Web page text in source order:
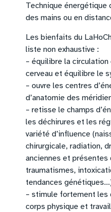
Technique énergétique
des mains ou en
Les bienfaits du
liste non exhaustive :
– équilibre la
cerveau et équilibre le
– ouvre les centres
d’anatomie des
– retisse le champs
les déchirures et les
variété d’influence
chirurgicale, radiation,
anciennes et
traumatismes,
tendances
– stimule fortement les
corps physique et